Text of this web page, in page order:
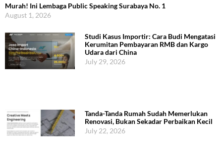
Murah! Ini Lembaga Public Speaking Surabaya No. 1
August 1, 2026
Studi Kasus Importir: Cara Budi Mengatasi
Kerumitan Pembayaran RMB dan Kargo
Udara dari China
July 29, 2026
Tanda-Tanda Rumah Sudah Memerlukan
Renovasi, Bukan Sekadar Perbaikan Kecil
July 22, 2026